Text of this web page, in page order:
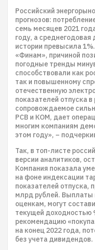
Российский
прогнозов:
семь месяцев 2021
году, а
истории превысила
«Финам», причиной
погодные тренды
способствовали как
так и повышенному
отечественную
показателей отпуска
сопровождаемое
РСВ и КОМ, дает
многим компаниям
этом году», –
Так, в топ-листе
версии аналитиков,
Компания показала
на фоне индексации
показателей отпуска,
млрд рублей. Выплаты
оценкам, могут
текущей доходностью
рекомендацию
на конец 2022 года,
без учета дивидендов.